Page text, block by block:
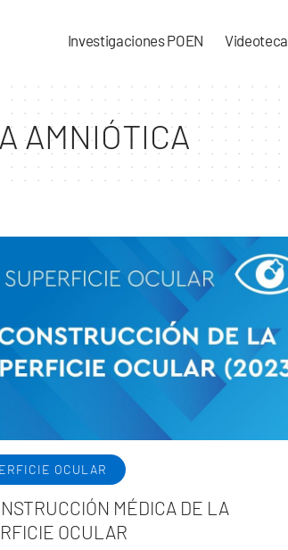
Investigaciones POEN Videoteca
AMNIÓTICA
OCULAR
MÉDICA DE LA
OCULAR